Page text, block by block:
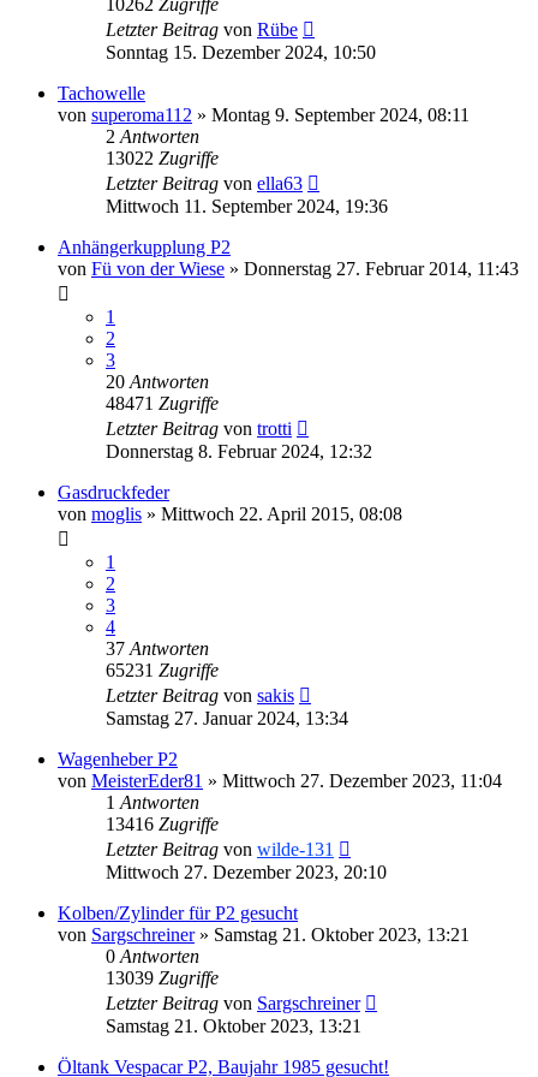
10262 Zugriffe
Letzter Beitrag von Rübe
Sonntag 15. Dezember 2024, 10:50
Tachowelle
von superoma112 » Montag 9. September 2024, 08:11
2 Antworten
13022 Zugriffe
Letzter Beitrag von ella63
Mittwoch 11. September 2024, 19:36
Anhängerkupplung P2
von Fü von der Wiese » Donnerstag 27. Februar 2014, 11:43
1
2
3
20 Antworten
48471 Zugriffe
Letzter Beitrag von trotti
Donnerstag 8. Februar 2024, 12:32
Gasdruckfeder
von moglis » Mittwoch 22. April 2015, 08:08
1
2
3
4
37 Antworten
65231 Zugriffe
Letzter Beitrag von sakis
Samstag 27. Januar 2024, 13:34
Wagenheber P2
von MeisterEder81 » Mittwoch 27. Dezember 2023, 11:04
1 Antworten
13416 Zugriffe
Letzter Beitrag von wilde-131
Mittwoch 27. Dezember 2023, 20:10
Kolben/Zylinder für P2 gesucht
von Sargschreiner» Samstag 21. Oktober 2023, 13:21
0 Antworten
13039 Zugriffe
Letzter Beitrag von Sargschreiner
Samstag 21. Oktober 2023, 13:21
Öltank Vespacar P2, Baujahr 1985 gesucht!